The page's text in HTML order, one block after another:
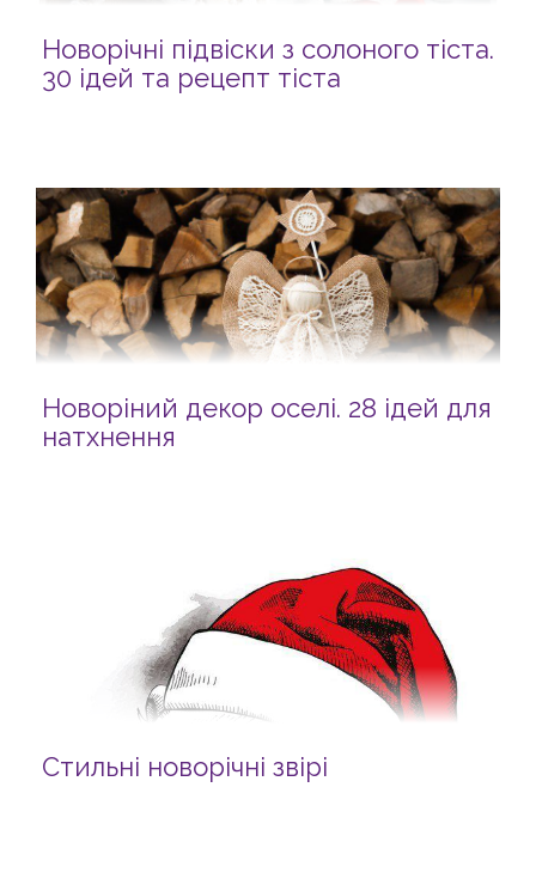
Новорічні підвіски з солоного тіста.
30 ідей та рецепт тіста
Новоріний декор оселі. 28 ідей для
натхнення
Стильні новорічні звірі